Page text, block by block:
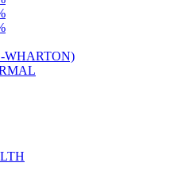
WHARTON)